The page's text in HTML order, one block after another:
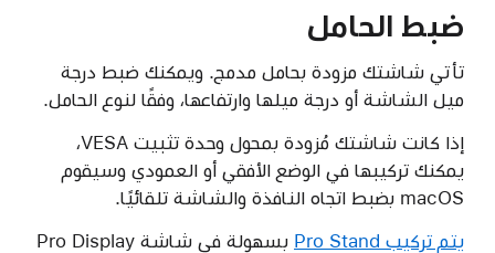
ضبط الحامل
تأتي شاشتك مزودة بحامل مدمج. ويمكنك ضبط درجة
ميل الشاشة أو درجة ميلها وارتفاعها، وفقًا لنوع الحامل.
إذا كانت شاشتك مُزودة بمحول وحدة تثبيت VESA،
يمكنك تركيبها في الوضع الأفقي أو العمودي وسيقوم
macOS بضبط اتجاه النافذة والشاشة تلقائيًا.
يتم تركيب Pro Stand
بسهولة في شاشة Pro Display